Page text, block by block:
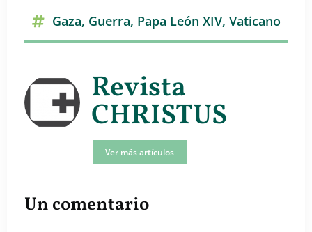
Gaza, Guerra, Papa León XIV, Vaticano
Revista
CHRISTUS
Ver más artículos
Un comentario